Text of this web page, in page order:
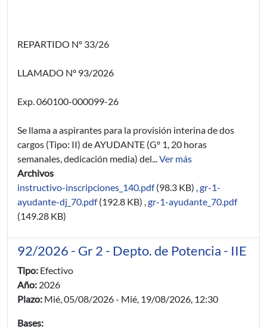
REPARTIDO Nº 33/26
LLAMADO Nº 93/2026
Exp. 060100-000099-26
Se llama a aspirantes para la provisión interina de dos
cargos (Tipo: II) de AYUDANTE (Gº 1, 20 horas
semanales, dedicación media) del...Ver más
Archivos
instructivo-inscripciones_140.pdf (98.3 KB) ,gr-1-
ayudante-dj_70.pdf (192.8 KB) ,gr-1-ayudante_70.pdf
(149.28 KB)
92/2026 - Gr 2 - Depto. de Potencia - IIE
Tipo: Efectivo
Año: 2026
Plazo: Mié, 05/08/2026- Mié, 19/08/2026, 12:30
Bases: